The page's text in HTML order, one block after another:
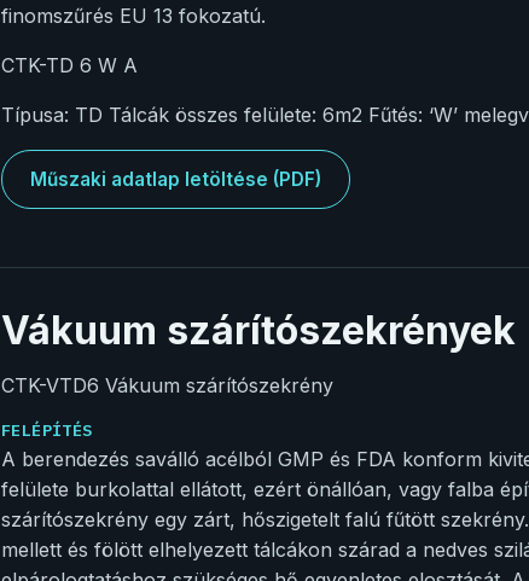
finomszűrés EU 13 fokozatú.
CTK-TD 6 W A
Típusa: TD Tálcák összes felülete: 6m2 Fűtés: ‘W’
Műszaki adatlap letöltése (PDF)
Vákuum szárítószekrények
CTK-VTD6 Vákuum szárítószekrény
FELÉPÍTÉS
A berendezés saválló acélból GMP és FDA konform
felülete burkolattal ellátott, ezért önállóan, vagy falba
szárítószekrény egy zárt, hőszigetelt falú fűtött
mellett és fölött elhelyezett tálcákon szárad a nedves